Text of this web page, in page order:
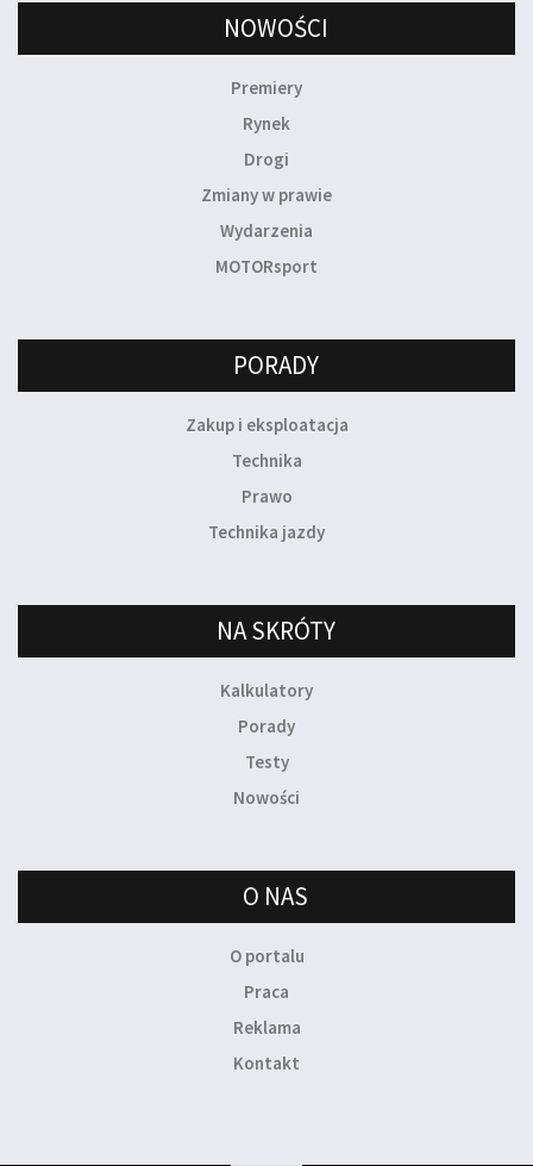
NOWOŚCI
Premiery
Rynek
Drogi
Zmiany w prawie
Wydarzenia
MOTORsport
PORADY
Zakup i eksploatacja
Technika
Prawo
Technika jazdy
NA SKRÓTY
Kalkulatory
Porady
Testy
Nowości
O NAS
O portalu
Praca
Reklama
Kontakt